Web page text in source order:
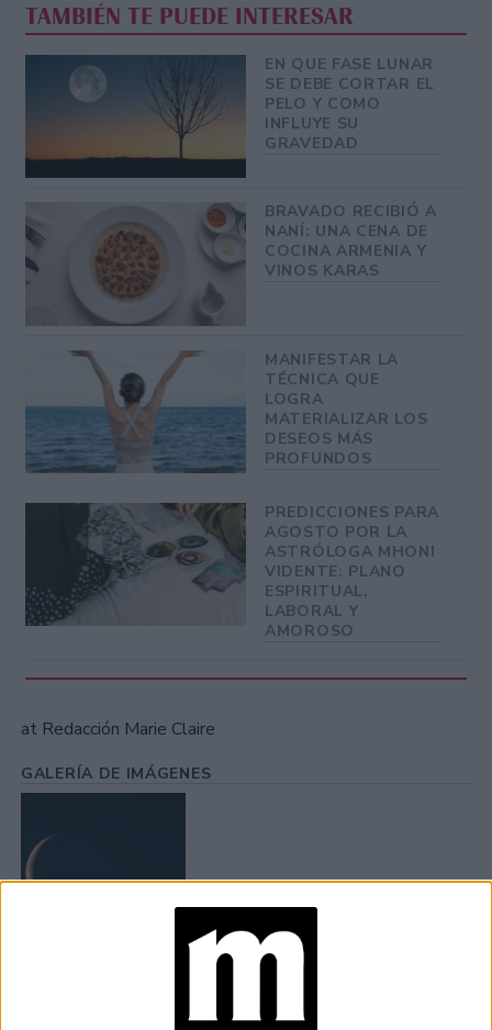
TAMBIÉN TE PUEDE INTERESAR
EN QUE FASE LUNAR
SE DEBE CORTAR EL
PELO Y COMO
INFLUYE SU
GRAVEDAD
BRAVADO RECIBIÓ A
NANÍ: UNA CENA DE
COCINA ARMENIA Y
VINOS KARAS
MANIFESTAR LA
TÉCNICA QUE
LOGRA
MATERIALIZAR LOS
DESEOS MÁS
PROFUNDOS
PREDICCIONES PARA
AGOSTO POR LA
ASTRÓLOGA MHONI
VIDENTE: PLANO
ESPIRITUAL,
LABORAL Y
AMOROSO
at Redacción Marie Claire
GALERÍA DE IMÁGENES
Accedé a los beneficios para suscriptores